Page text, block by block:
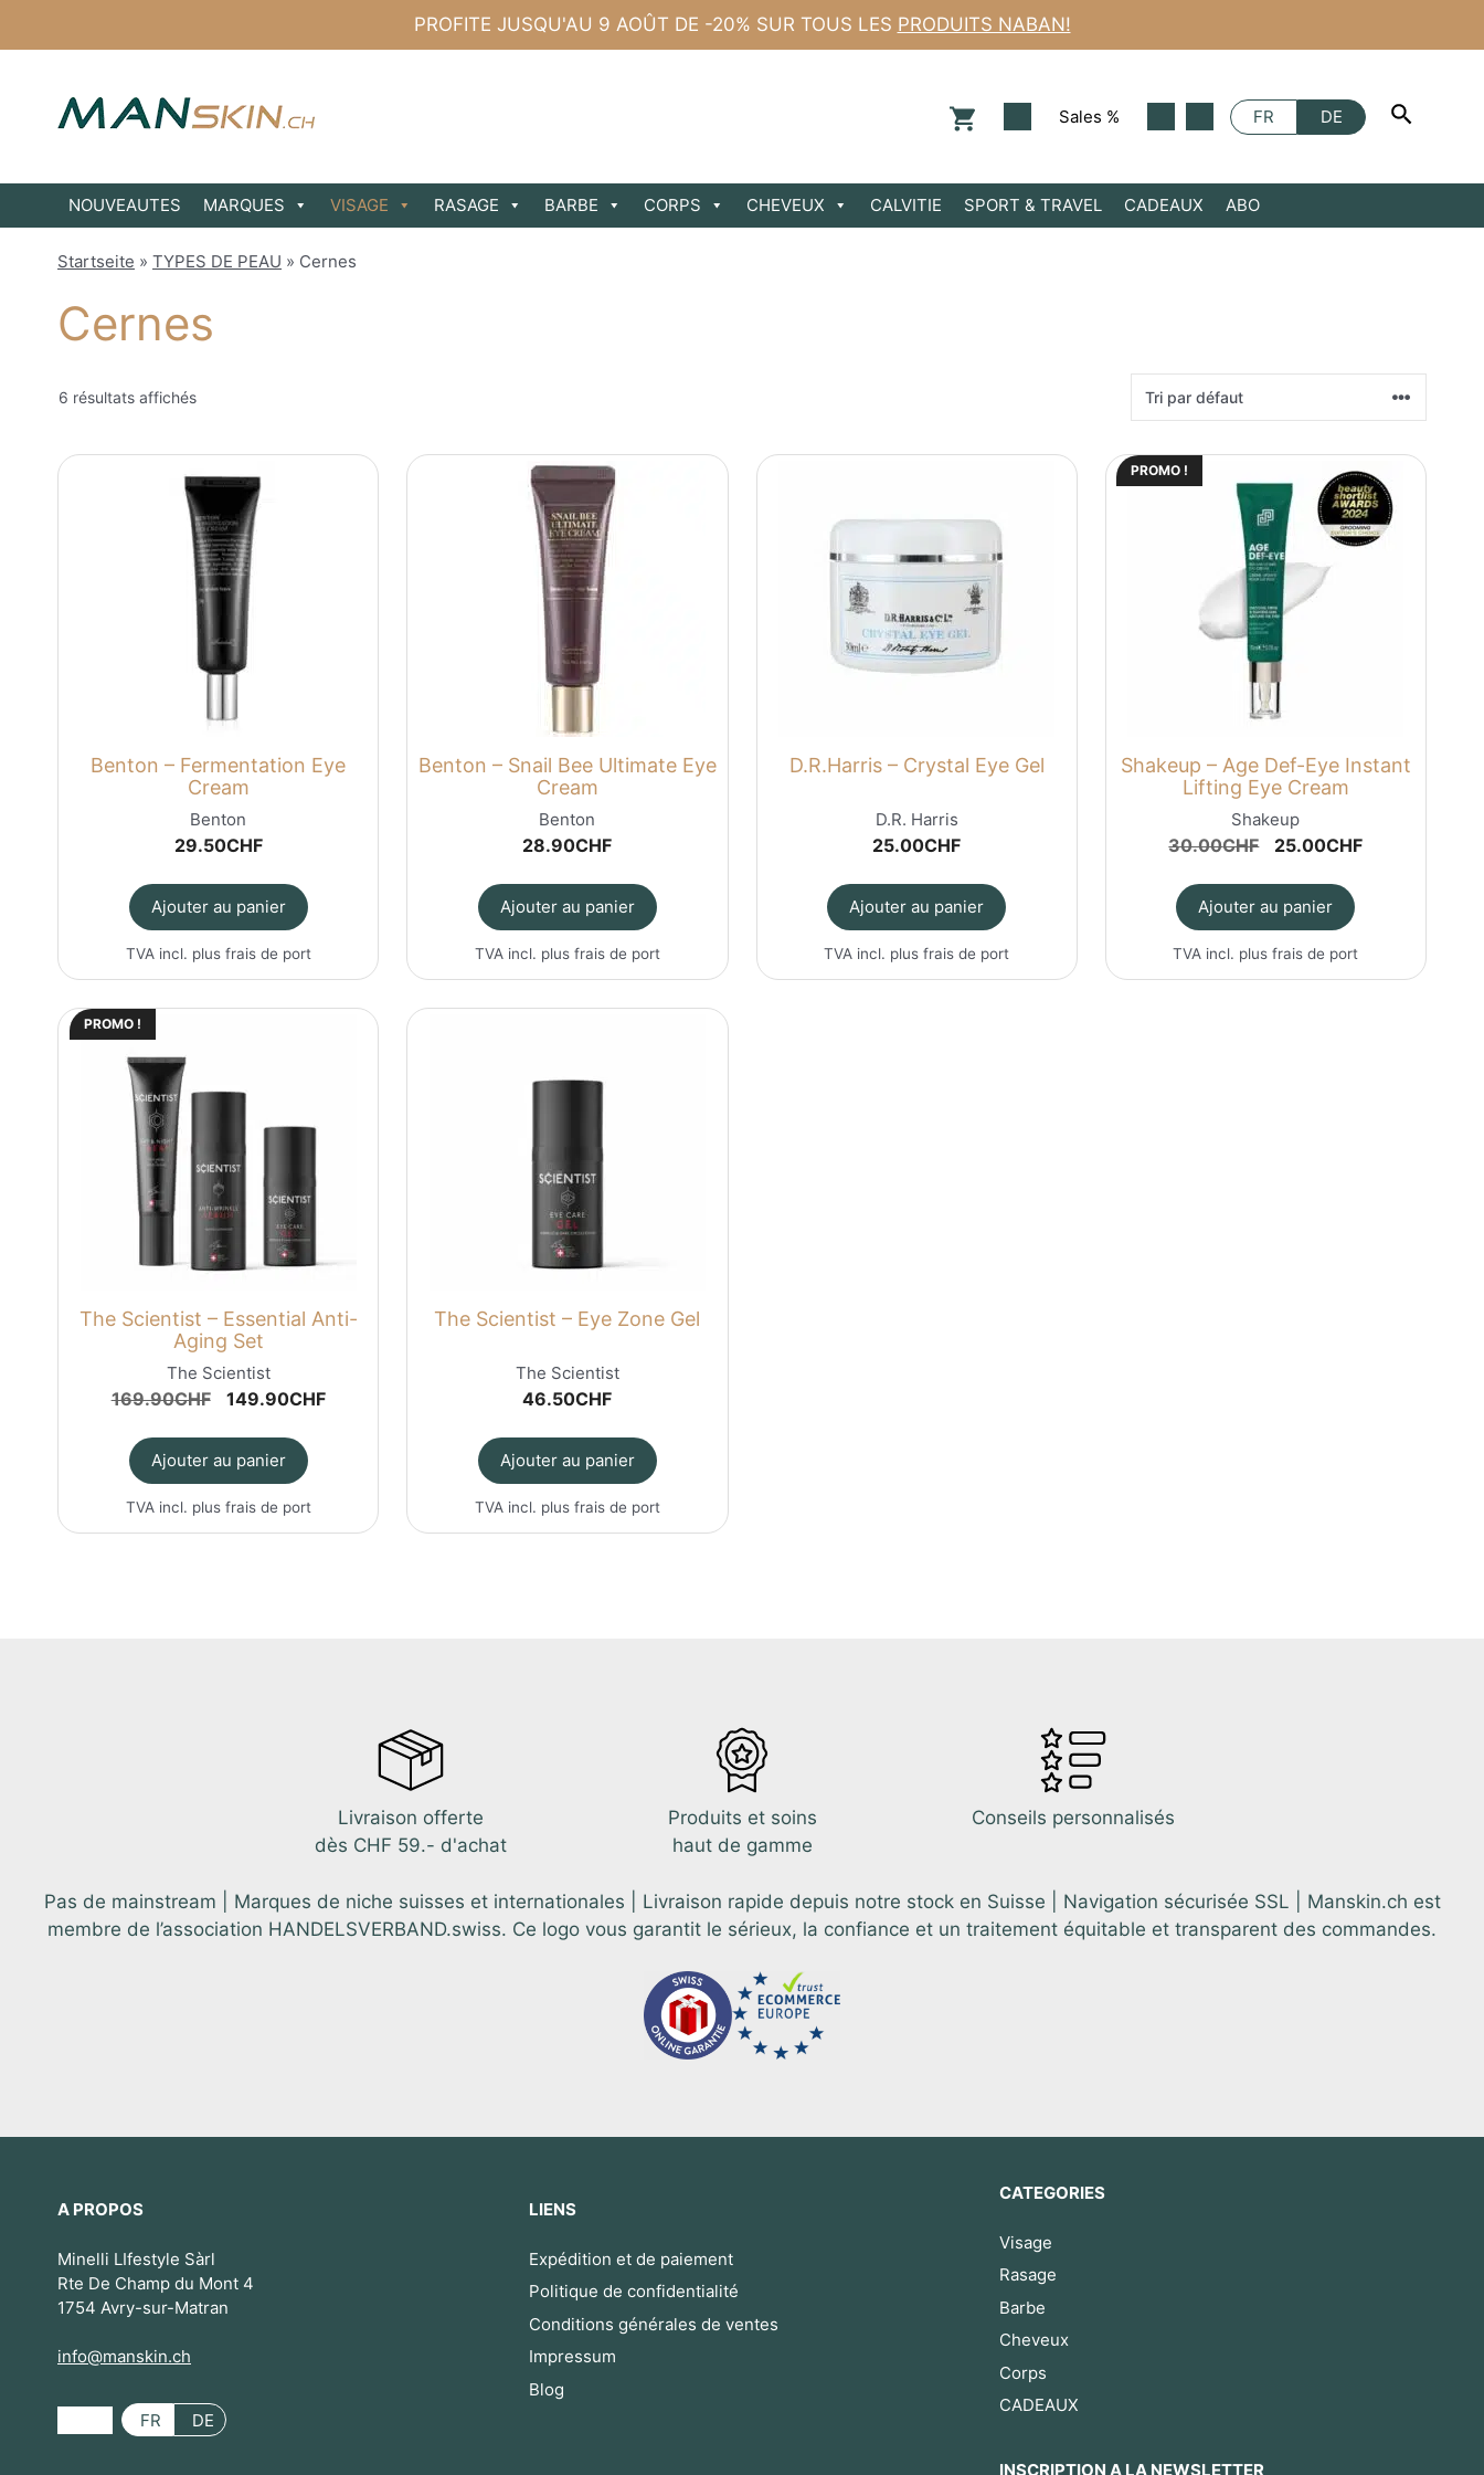
PROFITE JUSQU'AU 9 AOÛT DE -20% SUR TOUS LES PRODUITS NABAN!
Sales % FR DE
NOUVEAUTES MARQUES VISAGE RASAGE BARBE CORPS CHEVEUX CALVITIE SPORT & TRAVEL CADEAUX ABO
Startseite » TYPES DE PEAU » Cernes
Cernes
6 résultats affichés
Benton – Fermentation Eye
Cream
Benton
29.50CHF
Ajouter au panier
TVA incl. plus frais de port
Benton – Snail Bee Ultimate Eye
Cream
Benton
28.90CHF
Ajouter au panier
TVA incl. plus frais de port
D.R.Harris – Crystal Eye Gel
D.R. Harris
25.00CHF
Ajouter au panier
TVA incl. plusfrais de port
PROMO !
Shakeup – Age Def-Eye Instant
Lifting Eye Cream
Shakeup
30.00CHF
Le
initial
30.00CHF.
25.00CHFLe
Ajouter au panier
TVA incl. plusfrais de port
PROMO !
The Scientist – Essential Anti-
Aging Set
The Scientist
169.90CHF
Le
initial
169.90CHF.
149.90CHFLe
Ajouter au panier
TVA incl. plus frais de port
The Scientist – Eye Zone Gel
The Scientist
46.50CHF
Ajouter au panier
TVA incl. plus frais de port
Livraison offerte
dès CHF 59.- d'achat
Produits et soins
haut de gamme
Conseils personnalisés
Pas de mainstream | Marques de niche suisses et internationales | Livraison rapide depuis notre stock en Suisse | Navigation sécurisée SSL | Manskin.ch est
membre de l’association HANDELSVERBAND.swiss. Ce logo vous garantit le sérieux, la confiance et un traitement équitable et transparent des commandes.
A PROPOS
Minelli LIfestyle Sàrl
Rte De Champ du Mont 4
1754 Avry-sur-Matran
info@manskin.ch
FR DE
LIENS
Expédition et de paiement
Politique de confidentialité
Conditions générales de ventes
Impressum
Blog
CATEGORIES
Visage
Rasage
Barbe
Cheveux
Corps
CADEAUX
INSCRIPTION A LA NEWSLETTER